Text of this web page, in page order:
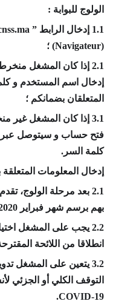
الولوج للبوابة :
(Navigateur) ؛
2.1 إذا كان المشغل
المتعلقان بضمانكم ؛
3.1 إذا كان المشغل
فتح حساب و سيتوصل عبر
كلمة السر.
إدخال المعلومات
2.1 بعد مرحلة الولوج،
بهم برسم شهر فبراير 2020 ؛
2.2 يجب على المشغل
انطلاقا من اللائحة
3.2 يتعين على المشغل
التوقف الكلي أو الجزئي
COVID-19.